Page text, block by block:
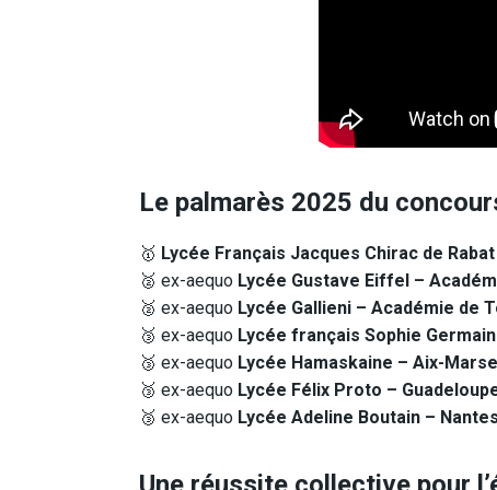
Le palmarès 2025 du
🥇 Lycée Français Jacques Chirac de
🥈 ex-aequo Lycée Gustave Eiffel –
🥈 ex-aequo Lycée Gallieni – Académie de
🥉 ex-aequo Lycée français Sophie Germain
🥉 ex-aequo Lycée Hamaskaine – Aix-
🥉 ex-aequo Lycée Félix Proto –
🥉 ex-aequo Lycée Adeline Boutain – Nantes